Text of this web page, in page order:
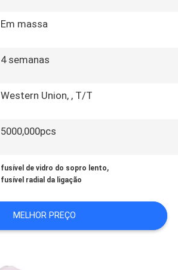
Em massa
4 semanas
Western Union, , T/T
5000,000pcs
fusível de vidro do sopro lento,
fusível radial da ligação
MELHOR PREÇO